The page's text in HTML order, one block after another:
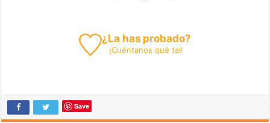
¿La has probado?
¡Cuéntanos qué tal!
Save